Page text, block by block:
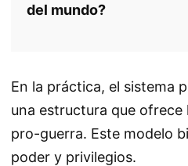
del mundo?
En la práctica, el sistema
una estructura que
pro-guerra. Este modelo
poder y privilegios.